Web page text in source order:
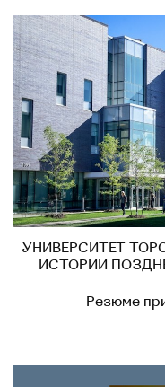
УНИВЕРСИТЕТ
ИСТОРИИ
Резюме